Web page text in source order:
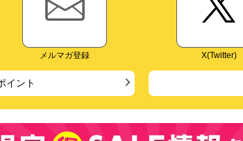
メルマガ登録 X(Twitter)
イント